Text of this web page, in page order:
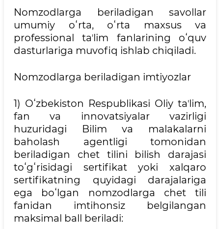
Nomzodlarga beriladigan savollar
umumiy oʻrta, oʻrta maxsus va
professional taʼlim fanlarining oʻquv
dasturlariga muvofiq ishlab chiqiladi.
Nomzodlarga beriladigan imtiyozlar
1) Oʻzbekiston Respublikasi Oliy taʼlim,
fan va innovatsiyalar vazirligi
huzuridagi Bilim va malakalarni
baholash agentligi tomonidan
beriladigan chet tilini bilish darajasi
toʻgʻrisidagi sertifikat yoki xalqaro
sertifikatning quyidagi darajalariga
ega boʻlgan nomzodlarga chet tili
fanidan imtihonsiz belgilangan
maksimal ball beriladi: